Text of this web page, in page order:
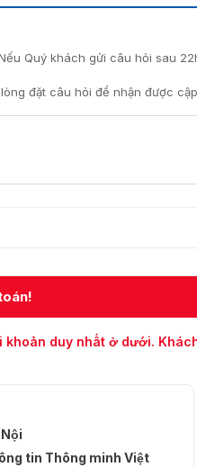
và bảo mật dữ liệu chuyên
cáo kỹ thuật số
Quý khách gửi câu hỏi sau
đặt câu hỏi để nhận được
duy nhất ở dưới.
tin Thông minh Việt